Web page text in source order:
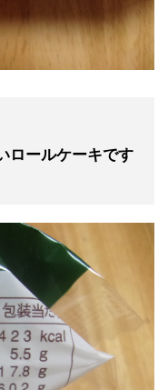
ロールケーキです